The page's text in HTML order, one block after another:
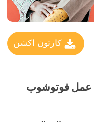
كارتون اكشن
عمل فوتوشوب